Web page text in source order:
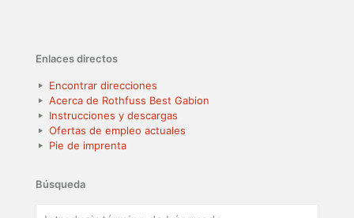
Enlaces directos
Encontrar direcciones
Acerca de Rothfuss Best Gabion
Instrucciones y descargas
Ofertas de empleo actuales
Pie de imprenta
Búsqueda